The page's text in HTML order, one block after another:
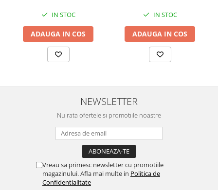
10 Refurbished
IN STOC
ADAUGA IN COS
IN STOC
ADAUGA IN COS
NEWSLETTER
Nu rata ofertele si promotiile noastre
Vreau sa primesc newsletter cu promotiile
magazinului. Afla mai multe in Politica de
Confidentialitate